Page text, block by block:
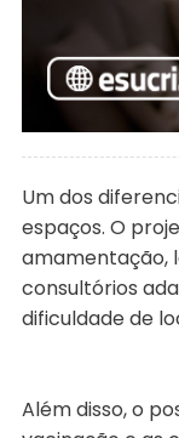
Um dos
espaços. O
amamentação,
consultórios
dificuldade de
Além disso, o